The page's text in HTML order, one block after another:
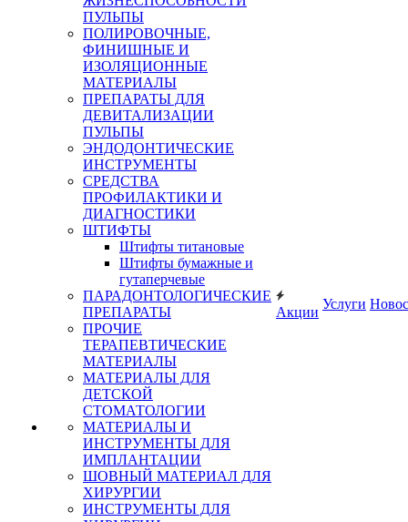
ПУЛЬПЫ
ПОЛИРОВОЧНЫЕ,
ФИНИШНЫЕ И
ИЗОЛЯЦИОННЫЕ
МАТЕРИАЛЫ
ПРЕПАРАТЫ ДЛЯ
ДЕВИТАЛИЗАЦИИ
ПУЛЬПЫ
ЭНДОДОНТИЧЕСКИЕ
ИНСТРУМЕНТЫ
СРЕДСТВА
ПРОФИЛАКТИКИ И
ДИАГНОСТИКИ
ШТИФТЫ
Штифты титановые
Штифты бумажные и
гутаперчевые
ПАРАДОНТОЛОГИЧЕСКИЕ
ПРЕПАРАТЫ
ПРОЧИЕ
ТЕРАПЕВТИЧЕСКИЕ
МАТЕРИАЛЫ
МАТЕРИАЛЫ ДЛЯ
ДЕТСКОЙ
СТОМАТОЛОГИИ
МАТЕРИАЛЫ И
ИНСТРУМЕНТЫ ДЛЯ
ИМПЛАНТАЦИИ
ШОВНЫЙ МАТЕРИАЛ ДЛЯ
ХИРУРГИИ
ИНСТРУМЕНТЫ ДЛЯ
Акции
Услуги